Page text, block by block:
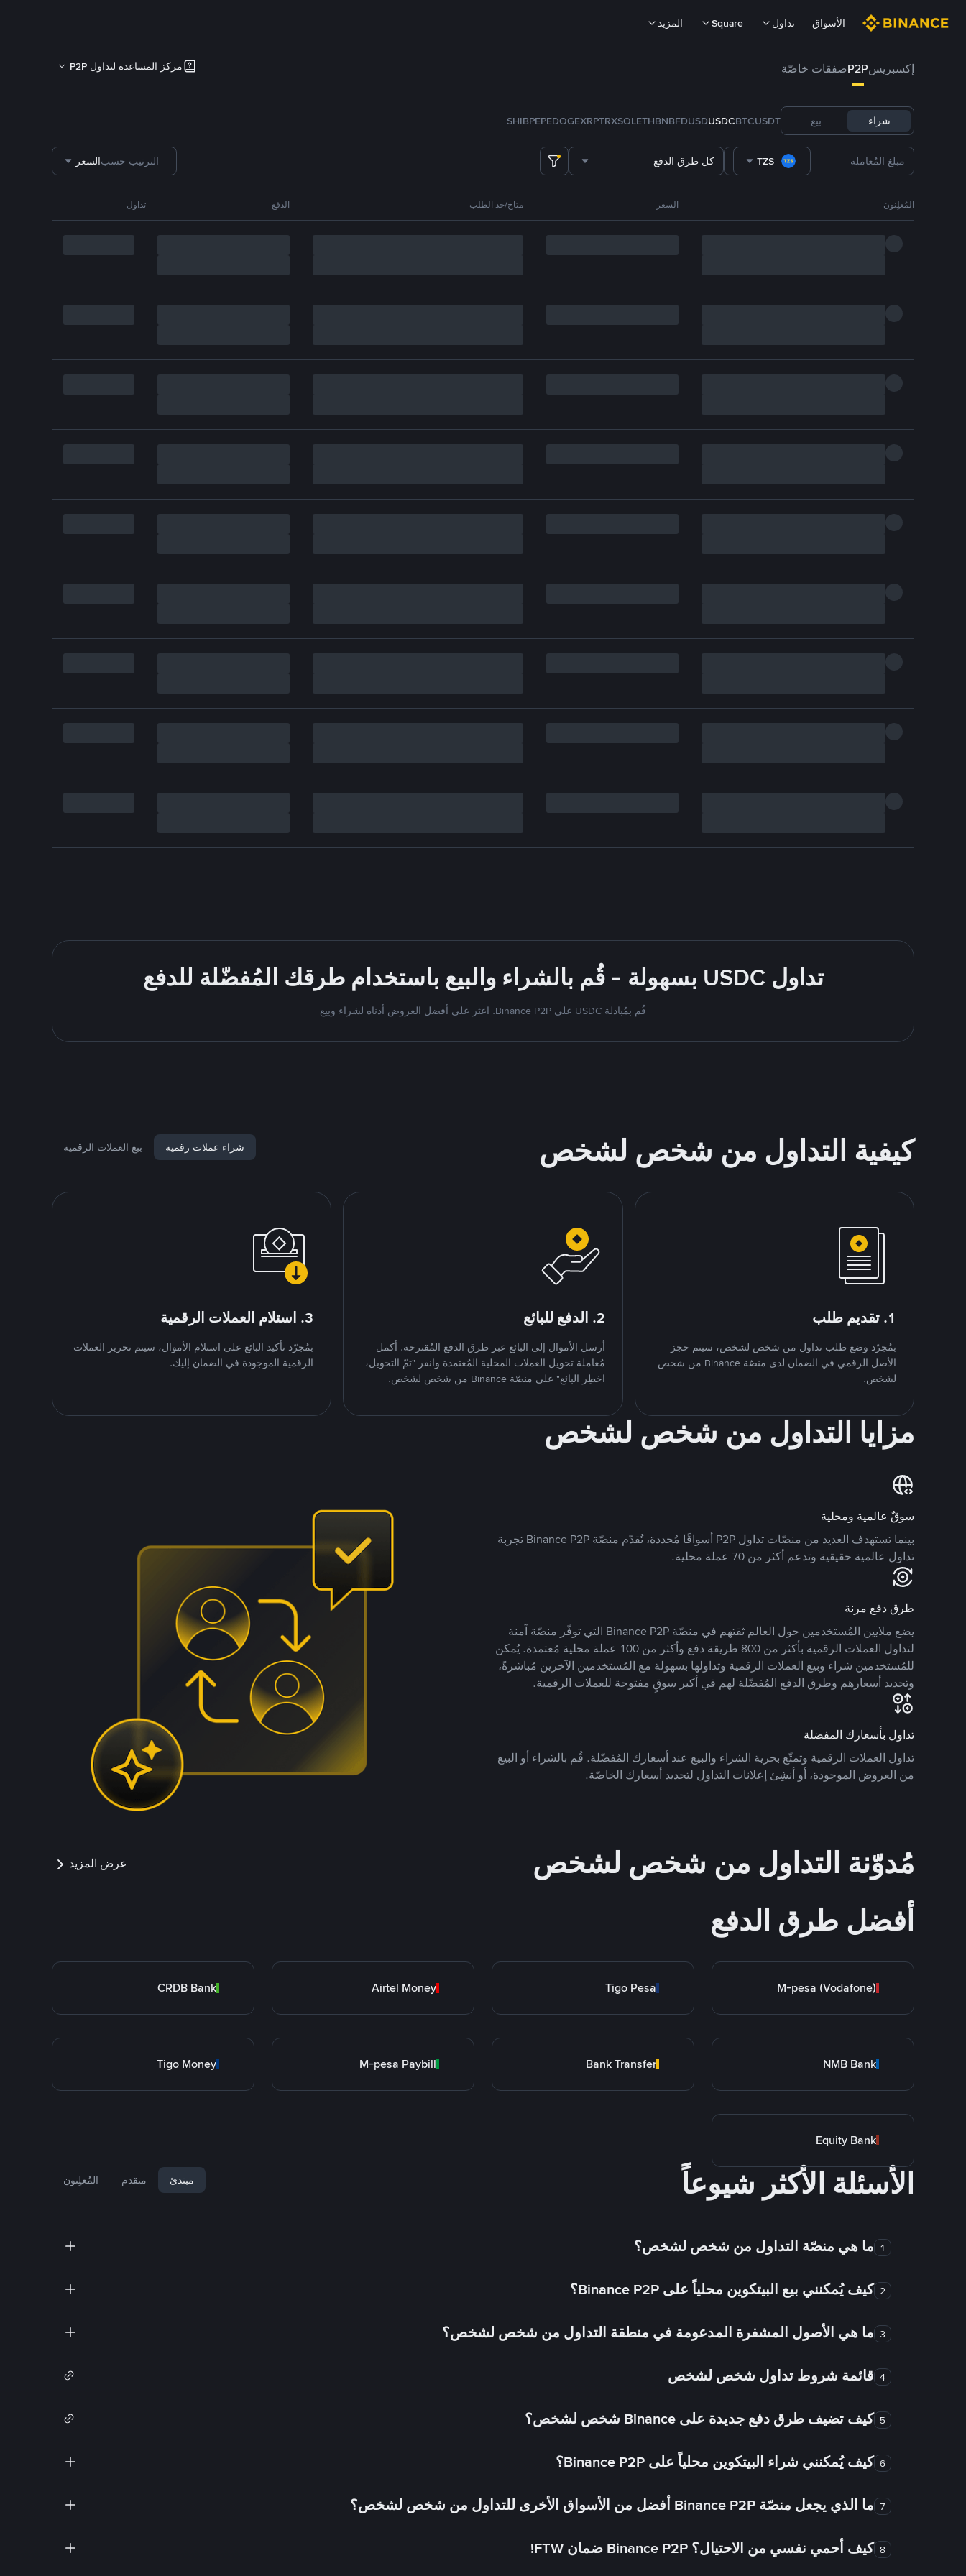
الأسواق تداول Square المزيد
إكسبريسP2Pصفقات خاصّة مركز المساعدة لتداول P2P
شراء بيع USDT
BTC
USDC
FDUSD
BNB
ETH
SOL
TRX
XRP
DOGE
PEPE
SHIB
TZS كل طرق الدفع الترتيب حسبالسعر
المُعلِنون السعر متاح/حد الطلب الدفع تداول
تداول USDC بسهولة - قُم بالشراء والبيع باستخدام طرقك المُفضّلة للدفع
قُم بمُبادلة USDC على Binance P2P. اعثر على أفضل العروض أدناه لشراء وبيع
كيفية التداول من شخص لشخص شراء عملات رقمية بيع العملات الرقمية
1. تقديم طلب
بمُجرّد وضع طلب تداول من شخص لشخص، سيتم حجز
الأصل الرقمي في الضمان لدى منصّة Binance من شخص
لشخص.
2. الدفع للبائع
أرسل الأموال إلى البائع عبر طرق الدفع المُقترحة. أكمل
مُعاملة تحويل العملات المحلية المُعتمدة وانقر "تمّ التحويل،
اخطِر البائع" على منصّة Binance من شخص لشخص.
3. استلام العملات الرقمية
بمُجرّد تأكيد البائع على استلام الأموال، سيتم تحرير العملات
الرقمية الموجودة في الضمان إليك.
مزايا التداول من شخص لشخص
سوقٌ عالمية ومحلية
بينما تستهدف العديد من منصّات تداول P2P أسواقًا مُحددة، تُقدّم منصّة Binance P2P تجربة
تداول عالمية حقيقية وتدعم أكثر من 70 عملة محلية.
طرق دفع مرنة
يضع ملايين المُستخدمين حول العالم ثقتهم في منصّة Binance P2P التي توفّر منصّة آمنة
لتداول العملات الرقمية بأكثر من 800 طريقة دفع وأكثر من 100 عملة محلية مُعتمدة. يُمكن
للمُستخدمين شراء وبيع العملات الرقمية وتداولها بسهولة مع المُستخدمين الآخرين مُباشرةً،
وتحديد أسعارهم وطرق الدفع المُفضّلة لهم في أكبر سوقٍ مفتوحة للعملات الرقمية.
تداول بأسعارك المفضلة
تداول العملات الرقمية وتمتّع بحرية الشراء والبيع عند أسعارك المُفضّلة. قُم بالشراء أو البيع
من العروض الموجودة، أو أنشِئ إعلانات التداول لتحديد أسعارك الخاصّة.
مُدوّنة التداول من شخص لشخص عرض المزيد
أفضل طرق الدفع
M-pesa (Vodafone)
Tigo Pesa
Airtel Money
CRDB Bank
NMB Bank
Bank Transfer
M-pesa Paybill
Tigo Money
Equity Bank
الأسئلة الأكثر شيوعاً مبتدئ متقدم المُعلِنون
1 ما هي منصّة التداول من شخص لشخص؟
2 كيف يُمكنني بيع البيتكوين محلياً على Binance P2P؟
3 ما هي الأصول المشفرة المدعومة في منطقة التداول من شخص لشخص؟
4 قائمة شروط تداول شخص لشخص
5 كيف تضيف طرق دفع جديدة على Binance شخص لشخص؟
6 كيف يُمكنني شراء البيتكوين محلياً على Binance P2P؟
7 ما الذي يجعل منصّة Binance P2P أفضل من الأسواق الأخرى للتداول من شخص لشخص؟
8 كيف أحمي نفسي من الاحتيال؟ Binance P2P ضمان FTW!